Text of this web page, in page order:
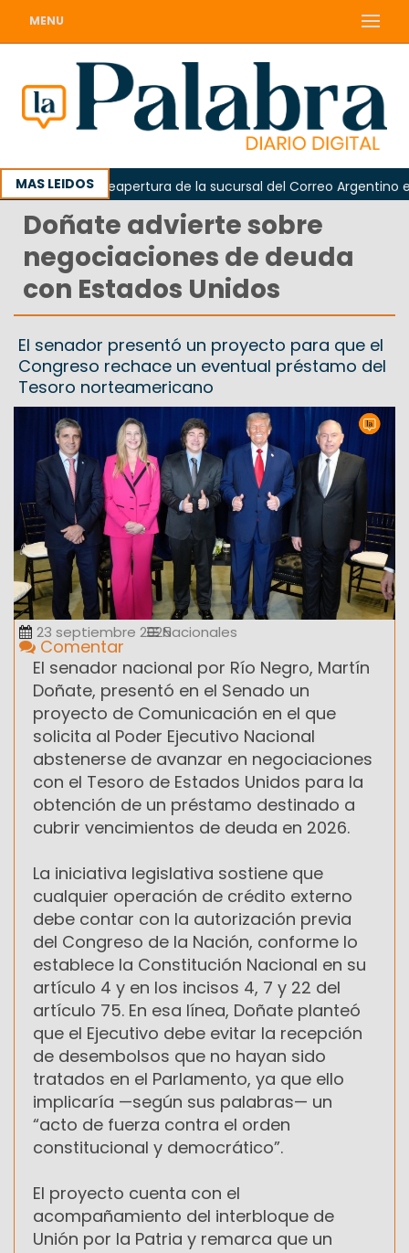
MENU
MAS LEIDOSla reapertura de la sucursal del Correo Argentino en
Doñate advierte sobre
negociaciones de deuda
con Estados Unidos
El senador presentó un proyecto para que el
Congreso rechace un eventual préstamo del
Tesoro norteamericano
23 septiembre 2025Nacionales
Comentar
El senador nacional por Río Negro, Martín
Doñate, presentó en el Senado un
proyecto de Comunicación en el que
solicita al Poder Ejecutivo Nacional
abstenerse de avanzar en negociaciones
con el Tesoro de Estados Unidos para la
obtención de un préstamo destinado a
cubrir vencimientos de deuda en 2026.
La iniciativa legislativa sostiene que
cualquier operación de crédito externo
debe contar con la autorización previa
del Congreso de la Nación, conforme lo
establece la Constitución Nacional en su
artículo 4 y en los incisos 4, 7 y 22 del
artículo 75. En esa línea, Doñate planteó
que el Ejecutivo debe evitar la recepción
de desembolsos que no hayan sido
tratados en el Parlamento, ya que ello
implicaría —según sus palabras— un
“acto de fuerza contra el orden
constitucional y democrático”.
El proyecto cuenta con el
acompañamiento del interbloque de
Unión por la Patria y remarca que un